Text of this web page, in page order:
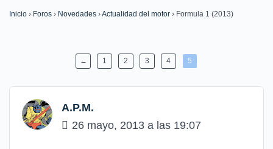
Inicio › Foros › Novedades ›Actualidad del motor › Formula 1 (2013)
← 1 2 3 4 5
A.P.M.
26 mayo, 2013 a las 19:07